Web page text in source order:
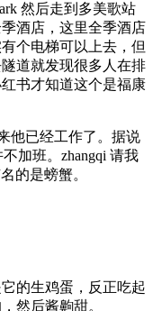
然后走到多美歌站
酒店，这里全季酒店
个电梯可以上去，但
道就发现很多人在排
书才知道这个是福康
他已经工作了。据说
加班。zhangqi 请我
的是螃蟹。
的生鸡蛋，反正吃起
然后酱齁甜。